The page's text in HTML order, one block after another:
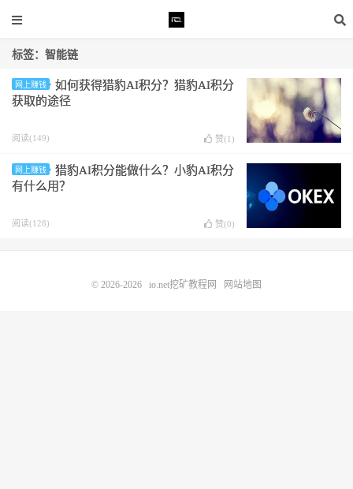
标签：智能链
网上赚钱
如何获得猎豹AI积分？猎豹AI积分
获取的途径
阅读(149) 赞(1 )
网上赚钱
猎豹AI积分能做什么？小豹AI积分
有什么用？
阅读(128) 赞(0)
© 2026-2026 io.net挖矿教程网 网站地图